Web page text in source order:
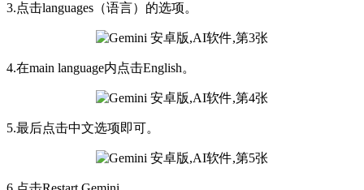
3.点击languages（语言）的选项。
4.在main language内点击English。
5.最后点击中文选项即可。